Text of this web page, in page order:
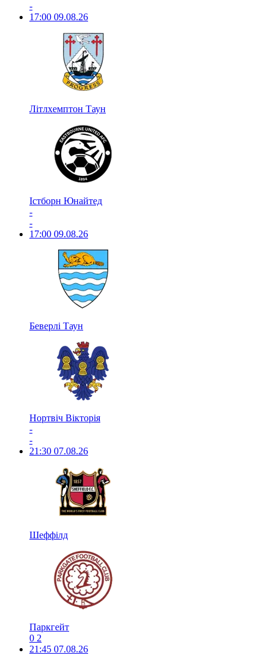
-
17:00 09.08.26
Літлхемптон Таун
Істборн Юнайтед
-
-
17:00 09.08.26
Беверлі Таун
Нортвіч Вікторія
-
-
21:30 07.08.26
Шеффілд
Паркгейт
0 2
21:45 07.08.26